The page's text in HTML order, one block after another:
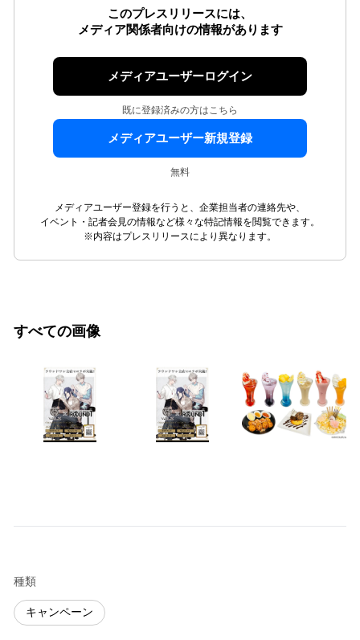
このプレスリリースには、
メディア関係者向けの情報があります
メディアユーザーログイン
既に登録済みの方はこちら
メディアユーザー新規登録
無料
メディアユーザー登録を行うと、企業担当者の連絡先や、
イベント・記者会見の情報など様々な特記情報を閲覧できます。
※内容はプレスリリースにより異なります。
すべての画像
種類
キャンペーン